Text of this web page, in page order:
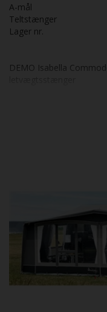
A-mål
Teltstænger
Lager nr.
DEMO Isabella